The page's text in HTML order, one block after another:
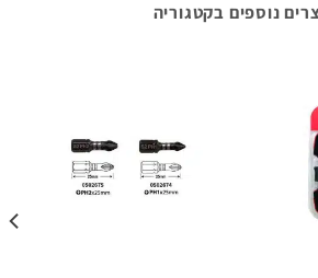
בקטגוריה